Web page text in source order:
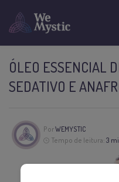
ÓLEO ESSENCIAL
SEDATIVO E
PorWEMYSTIC
Tempo de leitura: 3